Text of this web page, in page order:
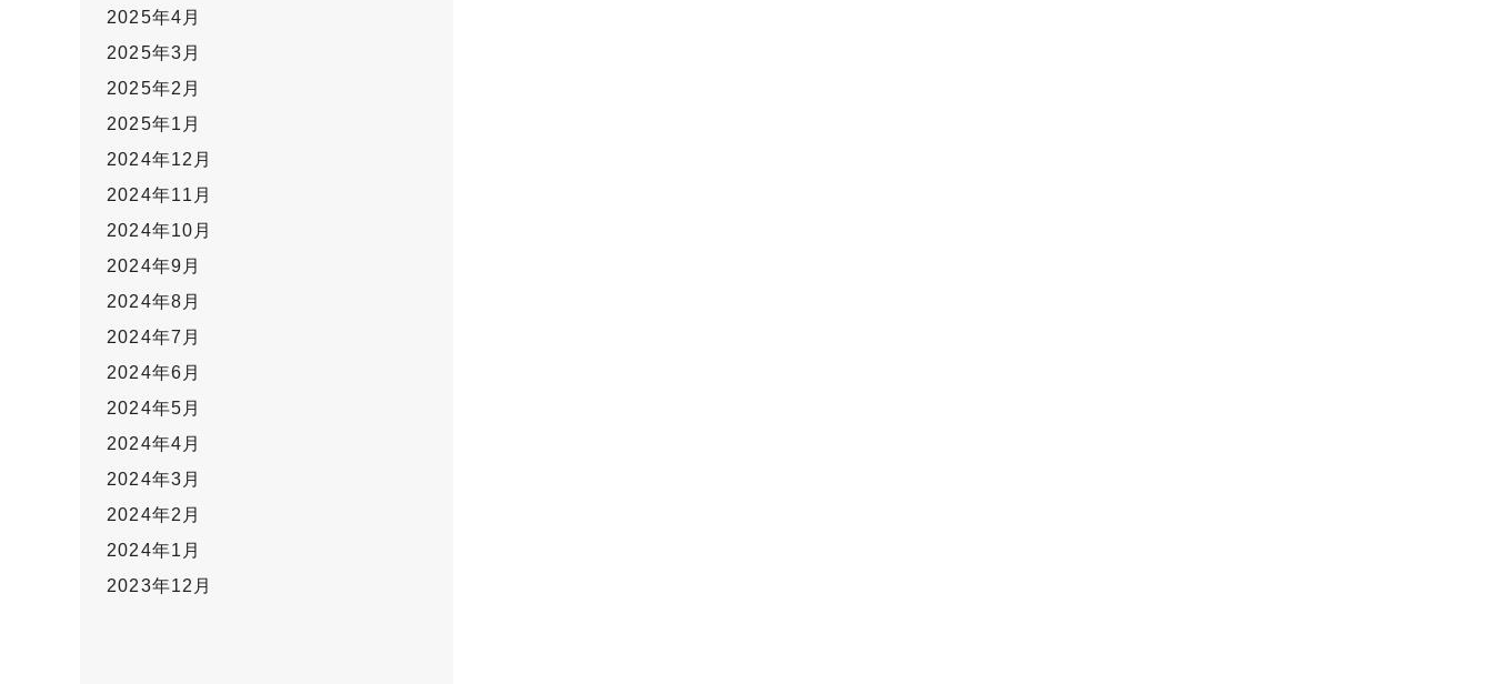
2025年4月
2025年3月
2025年2月
2025年1月
2024年12月
2024年11月
2024年10月
2024年9月
2024年8月
2024年7月
2024年6月
2024年5月
2024年4月
2024年3月
2024年2月
2024年1月
2023年12月